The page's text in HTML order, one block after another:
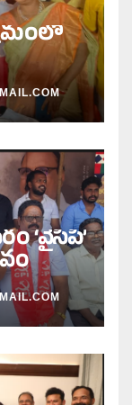
‘వైసీపీ’